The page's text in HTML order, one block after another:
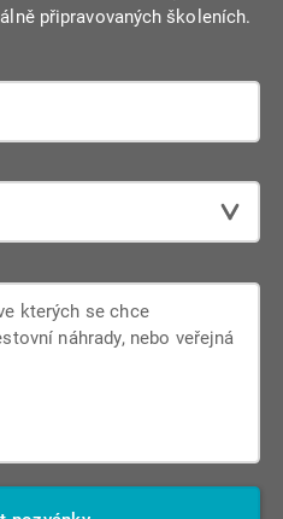
připravovaných školeních.